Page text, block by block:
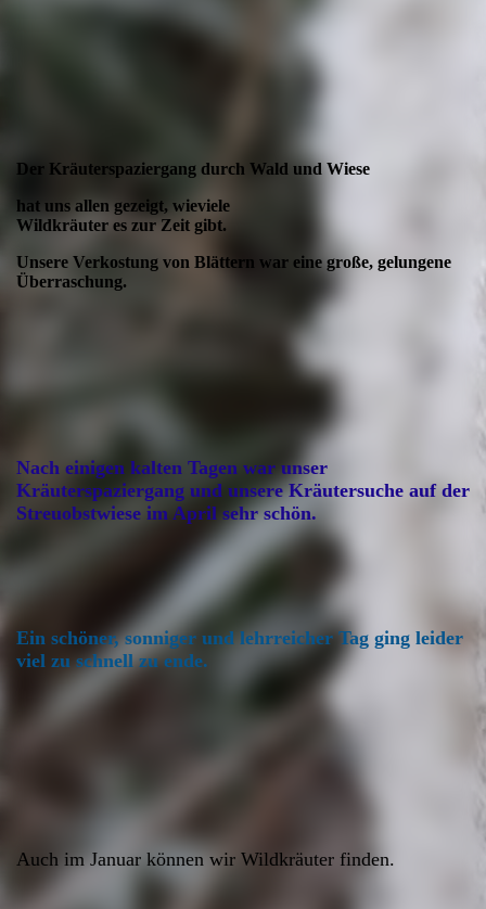
Der Kräuterspaziergang durch Wald und Wiese
hat uns allen gezeigt, wieviele
Wildkräuter es zur Zeit gibt.
Unsere Verkostung von Blättern war eine große, gelungene
Überraschung.
Nach einigen kalten Tagen war unser
Kräuterspaziergang und unsere Kräutersuche auf der
Streuobstwiese im April sehr schön.
Ein schöner, sonniger und lehrreicher Tag ging leider
viel zu schnell zu ende.
Auch im Januar können wir Wildkräuter finden.